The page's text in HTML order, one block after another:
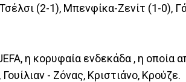
(2-1), Μπενφίκα-Ζενίτ (1-0),
η κορυφαία ενδεκάδα , η οποία
- Ζόνας, Κριστιάνο, Κρούζε.